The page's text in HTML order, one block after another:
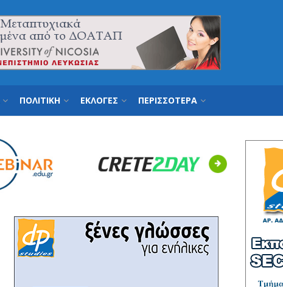
ΠΟΛΙΤΙΚΗ ΕΚΛΟΓΕΣ ΠΕΡΙΣΣΟΤΕΡΑ
Next